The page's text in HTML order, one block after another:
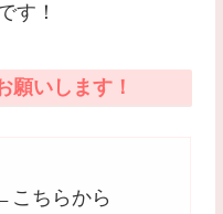
す！
願いします！
こちらから